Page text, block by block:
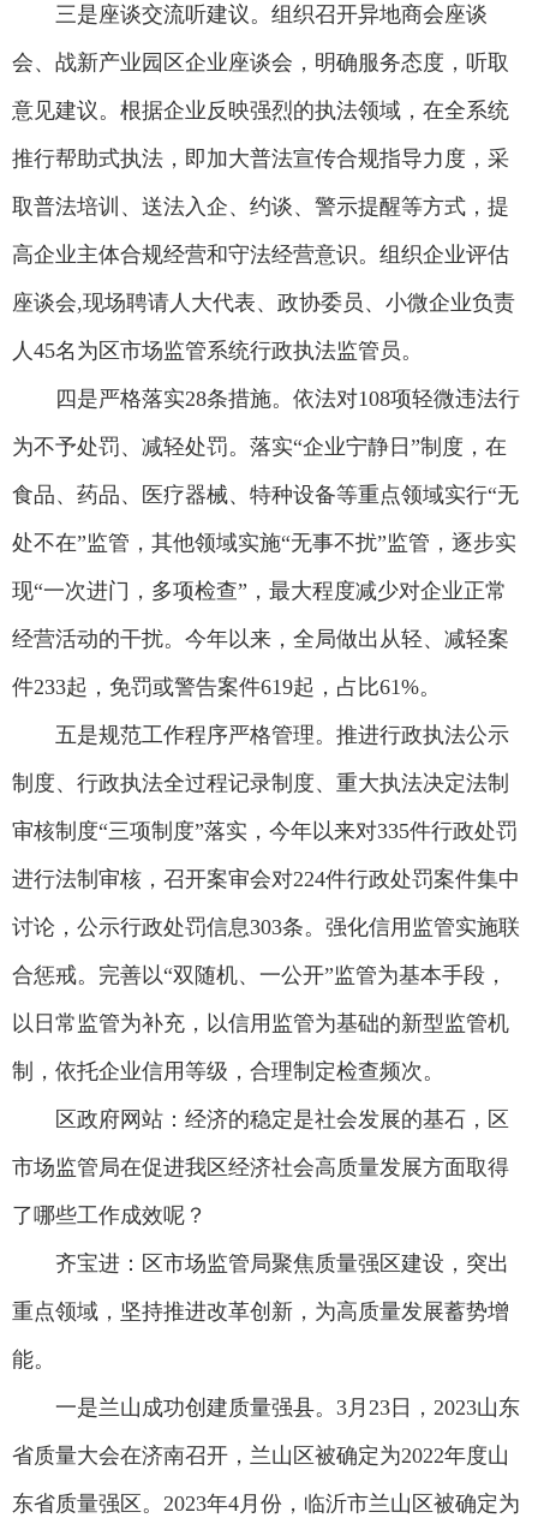
三是座谈交流听建议。组织召开异地商会座谈
会、战新产业园区企业座谈会，明确服务态度，听取
意见建议。根据企业反映强烈的执法领域，在全系统
推行帮助式执法，即加大普法宣传合规指导力度，采
取普法培训、送法入企、约谈、警示提醒等方式，提
高企业主体合规经营和守法经营意识。组织企业评估
座谈会,现场聘请人大代表、政协委员、小微企业负责
人45名为区市场监管系统行政执法监管员。
四是严格落实28条措施。依法对108项轻微违法行
为不予处罚、减轻处罚。落实“企业宁静日”制度，在
食品、药品、医疗器械、特种设备等重点领域实行“无
处不在”监管，其他领域实施“无事不扰”监管，逐步实
现“一次进门，多项检查”，最大程度减少对企业正常
经营活动的干扰。今年以来，全局做出从轻、减轻案
件233起，免罚或警告案件619起，占比61%。
五是规范工作程序严格管理。推进行政执法公示
制度、行政执法全过程记录制度、重大执法决定法制
审核制度“三项制度”落实，今年以来对335件行政处罚
进行法制审核，召开案审会对224件行政处罚案件集中
讨论，公示行政处罚信息303条。强化信用监管实施联
合惩戒。完善以“双随机、一公开”监管为基本手段，
以日常监管为补充，以信用监管为基础的新型监管机
制，依托企业信用等级，合理制定检查频次。
区政府网站：经济的稳定是社会发展的基石，区
市场监管局在促进我区经济社会高质量发展方面取得
了哪些工作成效呢？
齐宝进：区市场监管局聚焦质量强区建设，突出
重点领域，坚持推进改革创新，为高质量发展蓄势增
能。
一是兰山成功创建质量强县。3月23日，2023山东
省质量大会在济南召开，兰山区被确定为2022年度山
东省质量强区。2023年4月份，临沂市兰山区被确定为